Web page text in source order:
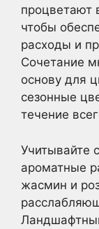
процветают
чтобы
расходы и
Сочетание
основу для
сезонные
течение
Учитывайте
ароматные
жасмин и